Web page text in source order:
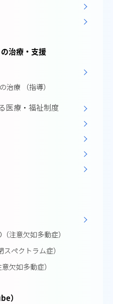
治療・支援
治療 （指導）
医療・福祉制度
注意欠如多動症）
ペクトラム症）
欠如多動症）
）